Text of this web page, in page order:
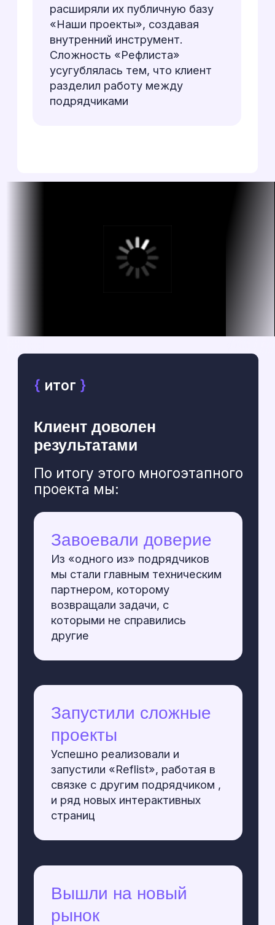
Все кейсы ➔
погружение в ваш проект
Обсудим ваш
проект
Как удобнее связаться?
Telegram
WhatsApp
Add files
Даю согласие на обработкуперсональных